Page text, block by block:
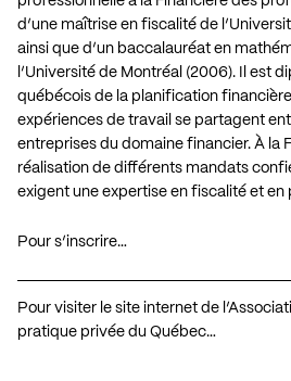
d’une maîtrise en fiscalité de
ainsi que d’un baccalauréat en
l’Université de Montréal (2006). Il est
québécois de la planification
expériences de travail se partagent
entreprises du domaine financier. À la
réalisation de différents mandats
exigent une expertise en fiscalité et
Pour s’inscrire…
Pour visiter le site internet de
pratique privée du Québec…